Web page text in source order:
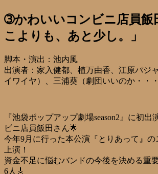
➂かわいいコンビニ店員飯
こよりも、あと少し。」
脚本・演出：池内風
出演者：家入健都、植万由香、江原パジ
イワイヤ）、三浦葵（劇団いいのか・・
『池袋ポップアップ劇場season2』に初出
ビニ店員飯田さん🌟
今年9月に行った本公演『とりあって』
上演！
資金不足に悩むバンドの今後を決める重
6人🎸